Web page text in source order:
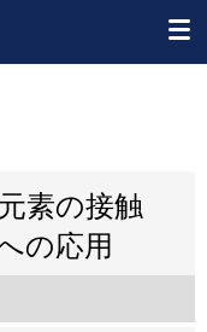
素の接触
の応用